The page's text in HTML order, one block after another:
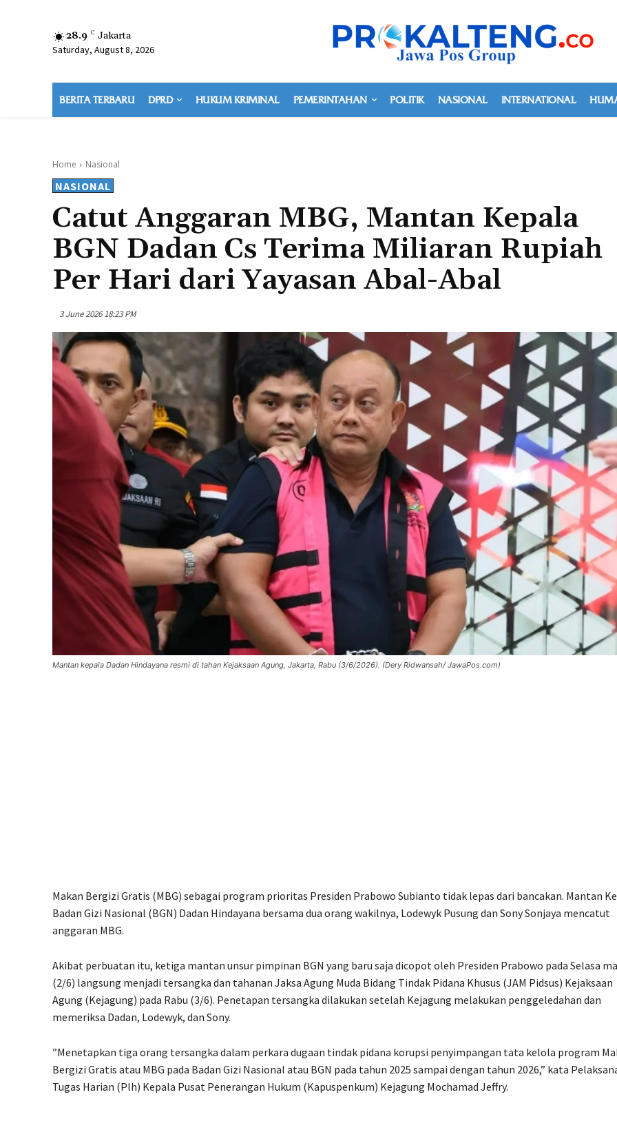
28.9 C Jakarta
Saturday, August 8, 2026
BERITA TERBARU DPRD HUKUM KRIMINAL PEMERINTAHAN POLITIK NASIONAL INTERNATIONAL
Home Nasional
NASIONAL
Catut Anggaran MBG, Mantan Kepala
BGN Dadan Cs Terima Miliaran Rupiah
Per Hari dari Yayasan Abal-Abal
3 June 2026 18:23 PM
Mantan kepala Dadan Hindayana resmi di tahan Kejaksaan Agung, Jakarta, Rabu (3/6/2026). (Dery Ridwansah/ JawaPos.com)
Makan Bergizi Gratis (MBG) sebagai program prioritas Presiden Prabowo Subianto tidak lepas dari bancakan. Mantan
Badan Gizi Nasional (BGN) Dadan Hindayana bersama dua orang wakilnya, Lodewyk Pusung dan Sony Sonjaya mencatut
anggaran MBG.
Akibat perbuatan itu, ketiga mantan unsur pimpinan BGN yang baru saja dicopot oleh Presiden Prabowo pada Selasa
(2/6) langsung menjadi tersangka dan tahanan Jaksa Agung Muda Bidang Tindak Pidana Khusus (JAM Pidsus) Kejaksaan
Agung (Kejagung) pada Rabu (3/6). Penetapan tersangka dilakukan setelah Kejagung melakukan penggeledahan dan
memeriksa Dadan, Lodewyk, dan Sony.
”Menetapkan tiga orang tersangka dalam perkara dugaan tindak pidana korupsi penyimpangan tata kelola program
Bergizi Gratis atau MBG pada Badan Gizi Nasional atau BGN pada tahun 2025 sampai dengan tahun 2026,” kata
Tugas Harian (Plh) Kepala Pusat Penerangan Hukum (Kapuspenkum) Kejagung Mochamad Jeffry.